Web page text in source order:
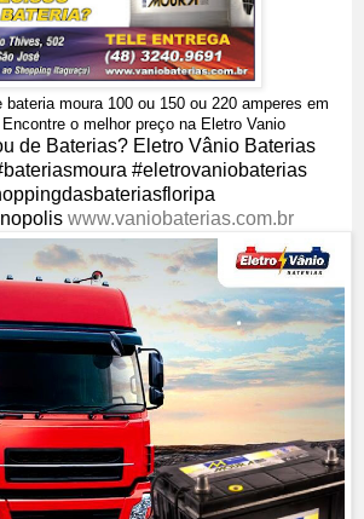
bateria moura 100 ou 150 ou 220 amperes em
o melhor preço na Eletro Vanio
de Baterias? Eletro Vânio Baterias
#eletrovaniobaterias
www.vaniobaterias.com.br